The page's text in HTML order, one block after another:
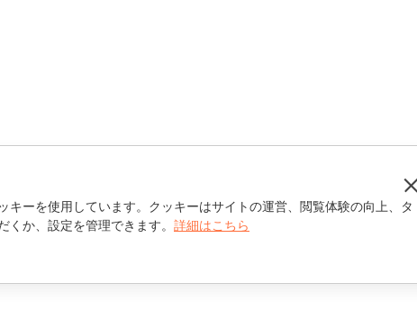
ーを使用しています。クッキーはサイトの運営、閲覧体験の向上、タ
か、設定を管理できます。 詳細はこちら